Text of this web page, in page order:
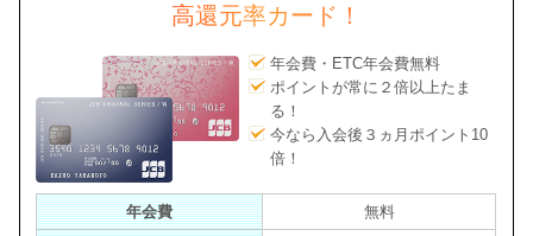
高還元率カード！
年会費・ETC年会費無料
ポイントが常に２倍以上たま
る！
今なら入会後３ヵ月ポイント10
倍！
年会費
無料